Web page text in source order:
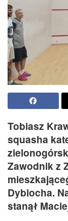
Tobiasz
squasha
Zawodnik z
Dybiocha.
stanął